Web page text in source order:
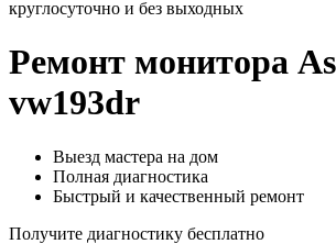
круглосуточно и без выходных
Ремонт монитора
vw193dr
Выезд мастера на дом
Полная диагностика
Быстрый и качественный ремонт
Получите диагностику бесплатно